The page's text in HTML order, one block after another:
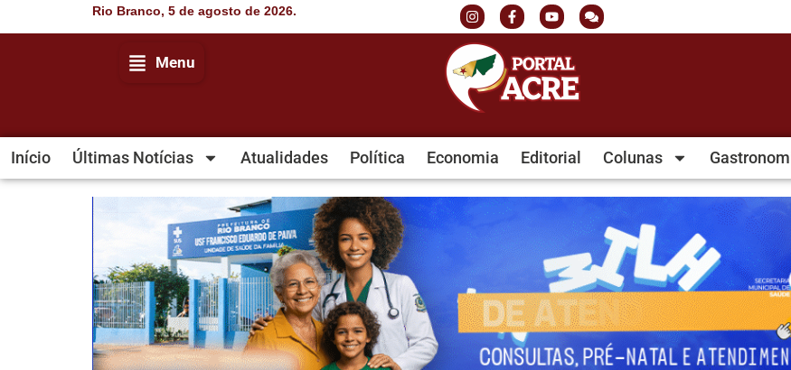
Rio Branco, 5 de agosto de 2026.
Menu
Início Últimas Notícias Atualidades Política Economia Editorial Colunas